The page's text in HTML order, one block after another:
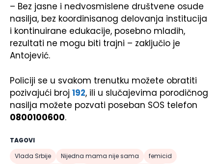
– Bez jasne i nedvosmislene društvene osude
nasilja, bez koordinisanog delovanja institucija
i kontinuirane edukacije, posebno mladih,
rezultati ne mogu biti trajni – zaključio je
Antojević.
Policiji se u svakom trenutku možete obratiti
pozivajući broj 192, ili u slučajevima porodičnog
nasilja možete pozvati poseban SOS telefon
0800100600.
TAGOVI
Vlada Srbije
Nijedna mama nije sama
femicid